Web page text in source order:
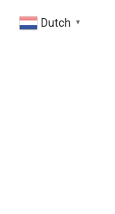
Dutch ▼